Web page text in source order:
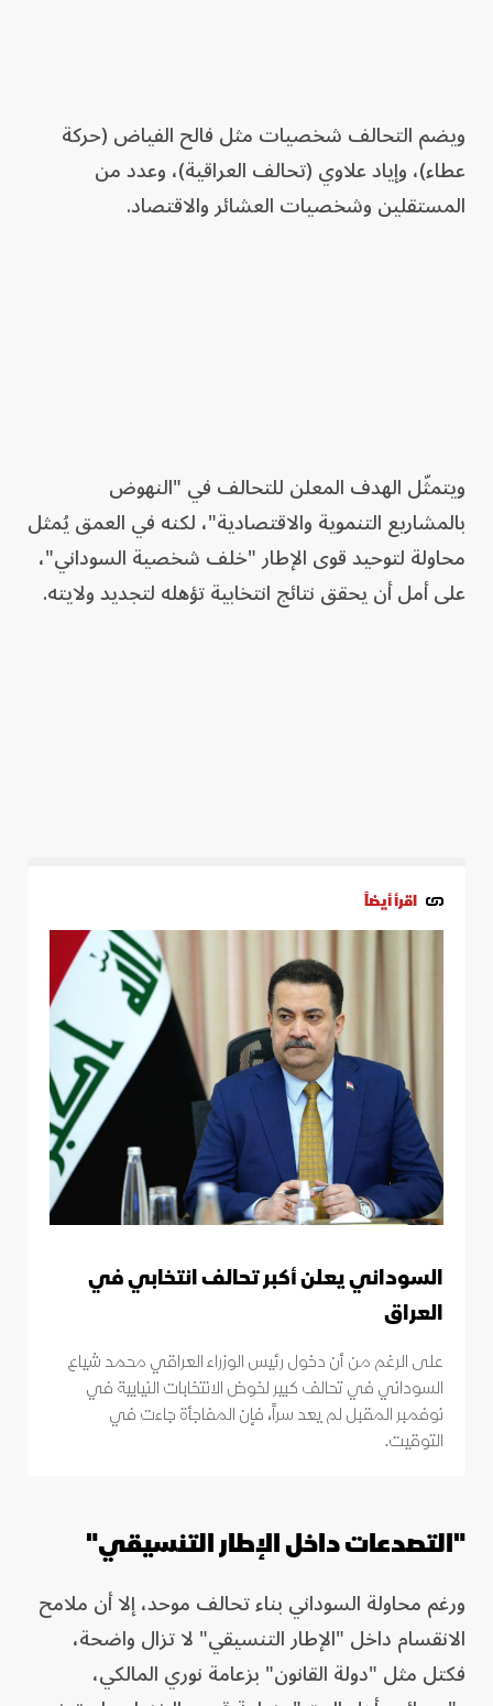
ويضم التحالف شخصيات مثل فالح الفياض (حركة
عطاء)، وإياد علاوي (تحالف العراقية)، وعدد من
المستقلين وشخصيات العشائر والاقتصاد.
ويتمثّل الهدف المعلن للتحالف في "النهوض
بالمشاريع التنموية والاقتصادية"، لكنه في العمق يُمثل
محاولة لتوحيد قوى الإطار "خلف شخصية السوداني"،
على أمل أن يحقق نتائج انتخابية تؤهله لتجديد ولايته.
اقرأ أيضاً
السوداني يعلن أكبر تحالف انتخابي في
العراق
على الرغم من أن دخول رئيس الوزراء العراقي محمد شياع
السوداني في تحالف كبير لخوض الانتخابات النيابية في
نوفمبر المقبل لم يعد سراً، فإن المفاجأة جاءت في
التوقيت.
"التصدعات داخل الإطار التنسيقي"
ورغم محاولة السوداني بناء تحالف موحد، إلا أن ملامح
الانقسام داخل "الإطار التنسيقي" لا تزال واضحة،
فكتل مثل "دولة القانون" بزعامة نوري المالكي،